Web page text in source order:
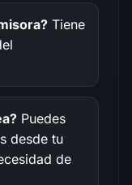
Tiene
Puedes
desde tu
de